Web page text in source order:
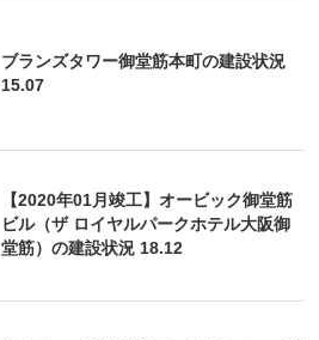
ブランズタワー御堂筋本町の建設状況
15.07
【2020年01月竣工】オービック御堂筋
ビル（ザ ロイヤルパークホテル大阪御
堂筋）の建設状況 18.12